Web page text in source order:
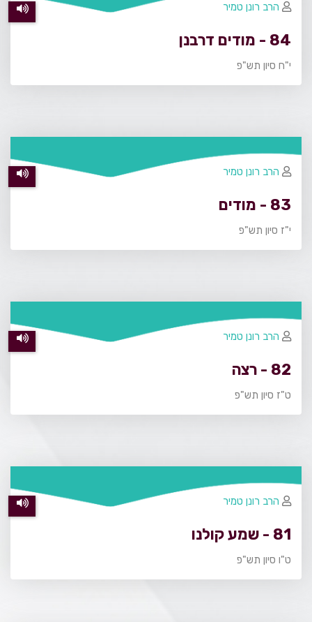
84 - מודים דרבנן
י"ח סיון תש"פ
הרב רונן טמיר
83 - מודים
י"ז סיון תש"פ
הרב רונן טמיר
82 - רצה
ט"ז סיון תש"פ
הרב רונן טמיר
81 - שמע קולנו
ט"ו סיון תש"פ
הרב רונן טמיר